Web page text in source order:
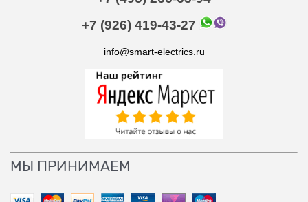
+7 (926) 419-43-27
info@smart-electrics.ru
МЫ ПРИНИМАЕМ